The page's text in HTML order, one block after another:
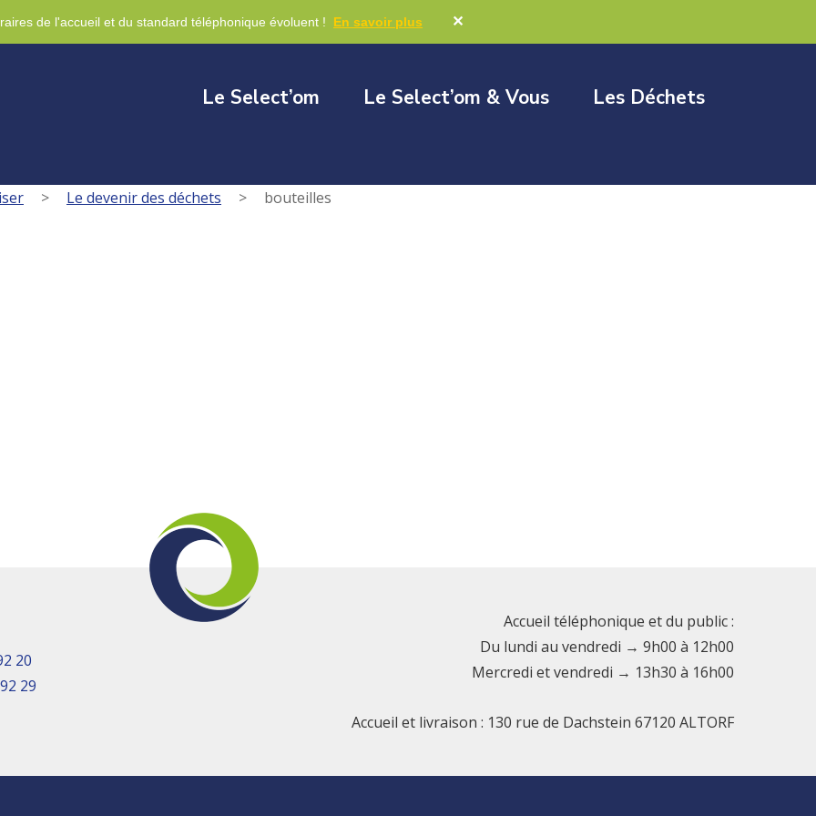
de l'accueil et du standard téléphonique évoluent ! En savoir plus ✕
Le Select’om Le Select’om & Vous Les Déchets
> Le devenir des déchets > bouteilles
20
29
Accueil téléphonique et du public :
Du lundi au vendredi → 9h00 à 12h00
Mercredi et vendredi → 13h30 à 16h00
Accueil et livraison : 130 rue de Dachstein 67120 ALTORF